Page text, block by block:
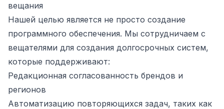
вещания
Нашей целью является не просто создание
программного обеспечения. Мы сотрудничаем с
вещателями для создания долгосрочных систем,
которые поддерживают:
Редакционная согласованность брендов и
регионов
Автоматизацию повторяющихся задач, таких как